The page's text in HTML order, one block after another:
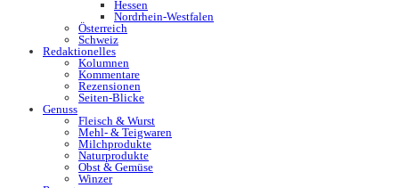
Hessen
Nordrhein-Westfalen
Österreich
Schweiz
Redaktionelles
Kolumnen
Kommentare
Rezensionen
Seiten-Blicke
Genuss
Fleisch & Wurst
Mehl- & Teigwaren
Milchprodukte
Naturprodukte
Obst & Gemüse
Winzer